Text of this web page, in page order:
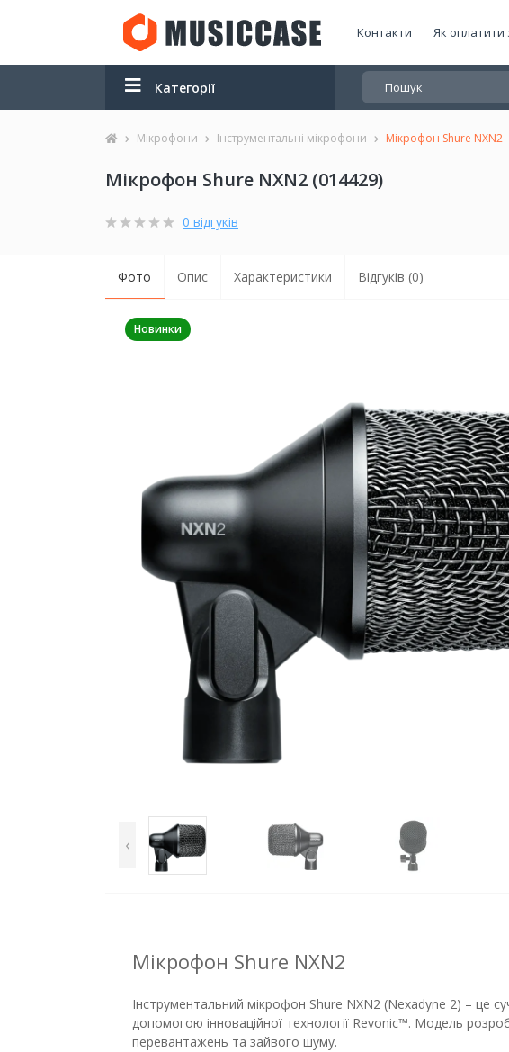
Контакти Як
Категорії
Мікрофони Інструментальні мікрофони Мікрофон Shure NXN2
Мікрофон Shure NXN2 (014429)
0 відгуків
Фото Опис Характеристики Відгуків (0)
Новинки
‹
Мікрофон Shure NXN2
Інструментальний мікрофон Shure NXN2 (Nexadyne 2) – це
допомогою інноваційної технології Revonic™. Модель
перевантажень та зайвого шуму.